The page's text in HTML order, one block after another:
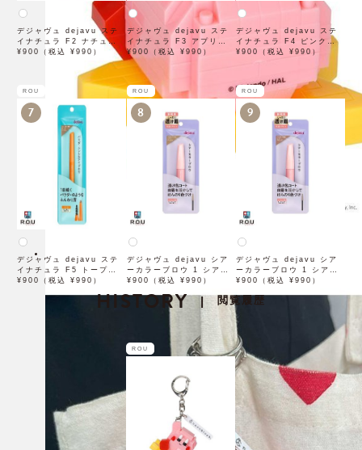
デジャヴュ dejavu ステ
イナチュラ F2 ナチュラル
ブラウン【アイブロウ】
¥900（税込 ¥990）
デジャヴュ dejavu ステ
イナチュラ F3 アプリコッ
トブラウン【アイブロウ】
【イミュimju】
¥900（税込 ¥990）
デジャヴュ dejavu ステ
イナチュラ F4 ピンクベー
ジュ【アイブロウ】【イミ
¥900（税込 ¥990）
ROU
7
デジャヴュ dejavu ステ
イナチュラ F5 トープベー
ジュ【アイブロウ】【イミ
¥900（税込 ¥990）
ROU
8
デジャヴュ dejavu シア
ーカラーブロウ 1 シアー
ベージュ【アイブロウ】
¥900（税込 ¥990）
ROU
9
デジャヴュ dejavu シア
ーカラーブロウ 1 シアー
ブロンズ【アイブロウ】
¥900（税込 ¥990）
HISTORY | 閲覧履歴
ROU